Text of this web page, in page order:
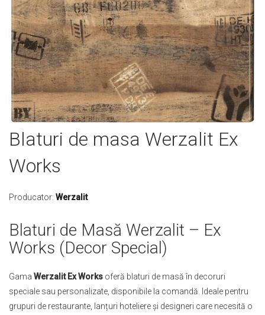
Blaturi de masa Werzalit Ex
Works
Producator: Werzalit
Blaturi de Masă Werzalit – Ex
Works (Decor Special)
Gama Werzalit Ex Works oferă blaturi de masă în decoruri
speciale sau personalizate, disponibile la comandă. Ideale pentru
grupuri de restaurante, lanțuri hoteliere și designeri care necesită o
Skip
to
beginning
the